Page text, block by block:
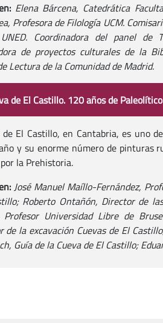
Elena Bárcena, Catedrática
Profesora de Filología UCM.
Coordinadora del panel de
de proyectos culturales de la
Lectura de la Comunidad de Madrid.
de El Castillo. 120 años de
de El Castillo, en Cantabria, es uno
y su enorme número de pinturas
la Prehistoria.
José Manuel Maíllo-Fernández,
Roberto Ontañón, Director de
Profesor Universidad Libre de
de la excavación Cuevas de El
Guía de la Cueva de El Castillo;